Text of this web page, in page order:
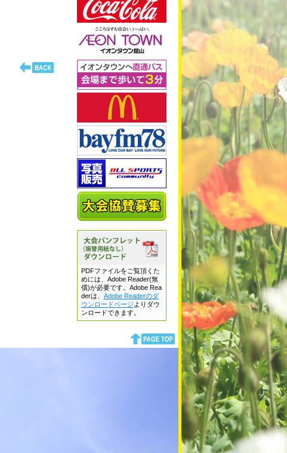
PDFファイルをご覧頂くた
めには、Adobe Reader(無
償)が必要です。Adobe Rea
derは、 Adobe Readerのダ
ウンロードページ よりダウ
ンロードできます。